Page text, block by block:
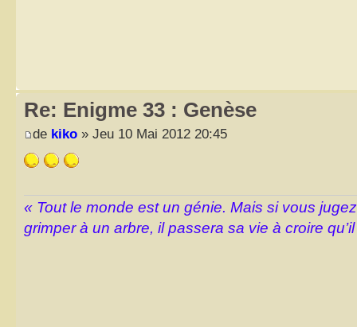
Re: Enigme 33 : Genèse
de kiko » Jeu 10 Mai 2012 20:45
« Tout le monde est un génie. Mais si vous
grimper à un arbre, il passera sa vie à croire